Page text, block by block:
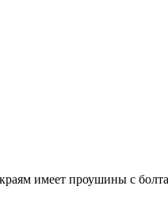
имеет проушины с